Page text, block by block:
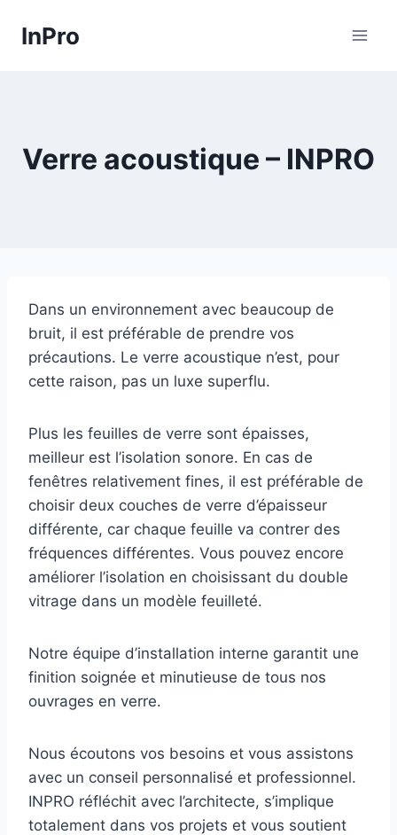
InPro
Verre acoustique – INPRO
Dans un environnement avec beaucoup de
bruit, il est préférable de prendre vos
précautions. Le verre acoustique n’est, pour
cette raison, pas un luxe superflu.
Plus les feuilles de verre sont épaisses,
meilleur est l’isolation sonore. En cas de
fenêtres relativement fines, il est préférable de
choisir deux couches de verre d’épaisseur
différente, car chaque feuille va contrer des
fréquences différentes. Vous pouvez encore
améliorer l’isolation en choisissant du double
vitrage dans un modèle feuilleté.
Notre équipe d’installation interne garantit une
finition soignée et minutieuse de tous nos
ouvrages en verre.
Nous écoutons vos besoins et vous assistons
avec un conseil personnalisé et professionnel.
INPRO réfléchit avec l’architecte, s’implique
totalement dans vos projets et vous soutient